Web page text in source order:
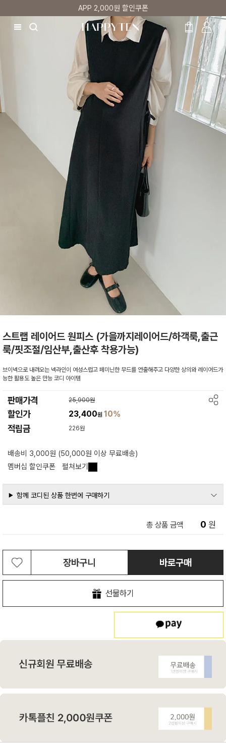
매주 리뷰어 최대 1만원 쿠폰
스트랩 레이어드 원피스 (가을까지레이어드/하객룩,출근
룩/핏조절/임산부,출산후 착용가능)
브이넥으로 내려오는 넥라인이 여성스럽고 페미닌한 무드를 연출해주고 다양한 상의와 레이어드가
능한 활용도 높은 만능 코디 아이템
판매가격 25,900원
할인가 23,400원10%
적립금 226원
배송비 3,000원 (50,000원 이상 무료배송)
멤버십 할인쿠폰
펼쳐보기
함께 코디된 상품 한번에 구매하기
총 상품 금액 0 원
장바구니 바로구매
선물하기